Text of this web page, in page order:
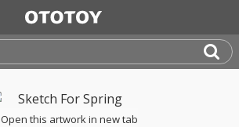
Open this artwork in new tab